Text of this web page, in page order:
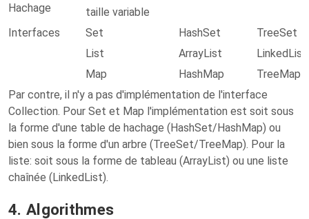
Hachage
taille variable
Interfaces Set HashSet
TreeSet
List
ArrayList
LinkedList
Map
HashMap
TreeMap
Par contre, il n'y a pas d'implémentation de l'interface
Collection. Pour Set et Map l'implémentation est soit sous
la forme d'une table de hachage (HashSet/HashMap) ou
bien sous la forme d'un arbre (TreeSet/TreeMap). Pour la
liste: soit sous la forme de tableau (ArrayList) ou une liste
chaînée (LinkedList).
4. Algorithmes